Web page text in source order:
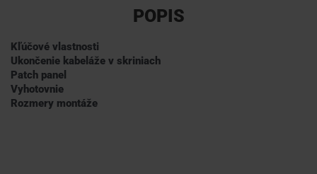
POPIS
Kľúčové vlastnosti
Ukončenie kabeláže v skriniach
Patch panel
Vyhotovnie
Rozmery montáže